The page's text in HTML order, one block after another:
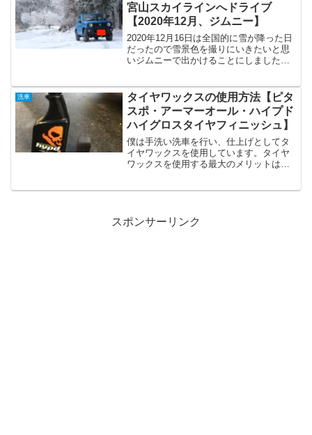
宮山スカイラインへドライブ
【2020年12月、ジムニー】
2020年12月16日は全国的に雪が降った日
だったので雪景色を撮りにいきたいと思
いジムニーで出かけることにしました。
メラの三脚を使いたいと思っていたので
本宮山スカイライ...
洗車
タイヤワックスの使用方法【ピタ
スポ・アーマーオール・ハイプド
ハイグロスタイヤフィニッシュ】
僕は手洗い洗車を行い、仕上げとしてタ
イヤワックスを使用しています。タイヤ
ワックスを使用する最大のメリットはタ
スポンサーリンク